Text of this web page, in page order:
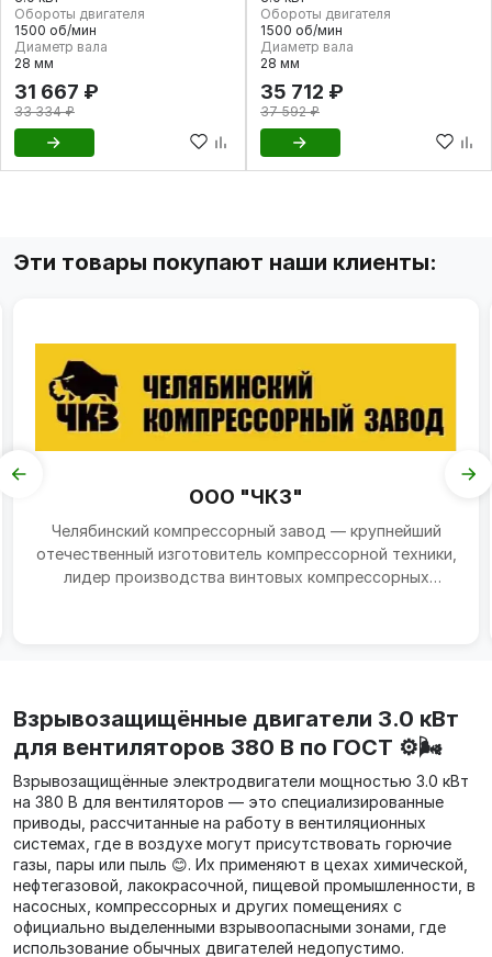
Обороты двигателя
1500 об/мин
Диаметр вала
28 мм
31 667 ₽
33 334 ₽
Обороты двигателя
1500 об/мин
Диаметр вала
28 мм
35 712 ₽
37 592 ₽
Эти товары покупают наши клиенты:
ООО "ЧКЗ"
Челябинский компрессорный завод — крупнейший
отечественный изготовитель компрессорной техники,
лидер производства винтовых компрессорных
Взрывозащищённые двигатели 3.0 кВт
для вентиляторов 380 В по ГОСТ ⚙️🌬️
Взрывозащищённые электродвигатели мощностью 3.0 кВт
на 380 В для вентиляторов — это специализированные
приводы, рассчитанные на работу в вентиляционных
системах, где в воздухе могут присутствовать горючие
газы, пары или пыль 😊. Их применяют в цехах химической,
нефтегазовой, лакокрасочной, пищевой промышленности, в
насосных, компрессорных и других помещениях с
официально выделенными взрывоопасными зонами, где
использование обычных двигателей недопустимо.